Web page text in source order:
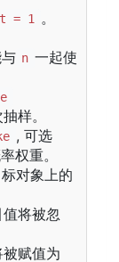
= 1
。
n 一起使
样。
, 可选
权重。
对象上的
将被忽
赋值为